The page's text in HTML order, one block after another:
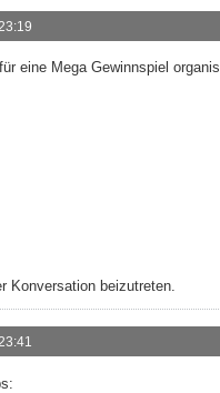
eine Mega Gewinnspiel
Konversation beizutreten.